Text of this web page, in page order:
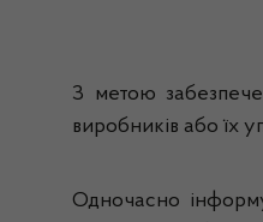
З метою
виробників або їх
Одночасно